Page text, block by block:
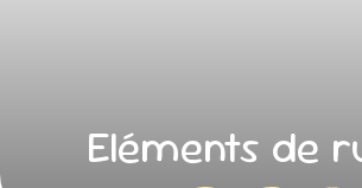
Eléments de